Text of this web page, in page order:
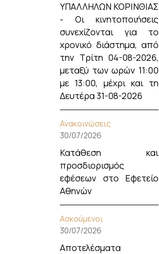
ΥΠΑΛΛΗΛΩΝ ΚΟΡΙΝΘΙΑΣ
- Οι κινητοποιήσεις
συνεχίζονται για το
χρονικό διάστημα, από
την Τρίτη 04-08-2026,
μεταξύ των ωρών 11:00
με 13:00, μέχρι και τη
Δευτέρα 31-08-2026
Ανακοινώσεις
30/07/2026
Κατάθεση και
προσδιορισμός
εφέσεων στο Εφετείο
Αθηνών
Ασκούμενοι
30/07/2026
Αποτελέσματα